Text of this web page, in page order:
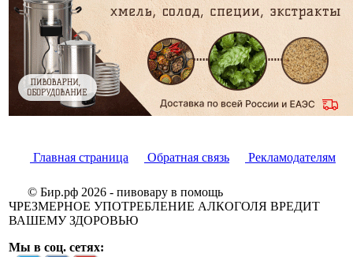
Главная страница Обратная связь Рекламодателям
© Бир.рф 2026 - пивовару в помощь
ЧРЕЗМЕРНОЕ УПОТРЕБЛЕНИЕ АЛКОГОЛЯ ВРЕДИТ
ВАШЕМУ ЗДОРОВЬЮ
Мы в соц. сетях: